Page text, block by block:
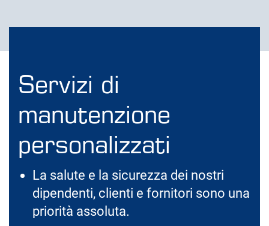
Servizi di
manutenzione
personalizzati
La salute e la sicurezza dei nostri
dipendenti, clienti e fornitori sono una
priorità assoluta.